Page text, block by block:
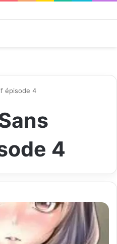
épisode 4
4